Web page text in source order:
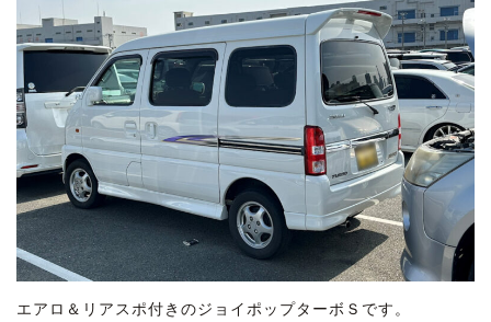
エアロ＆リアスポ付きのジョイポップターボＳです。